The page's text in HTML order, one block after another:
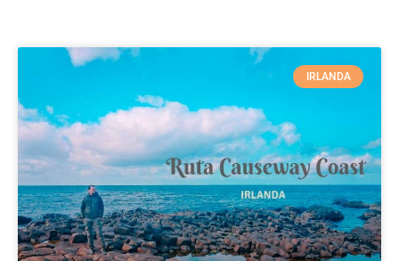
IRLANDA